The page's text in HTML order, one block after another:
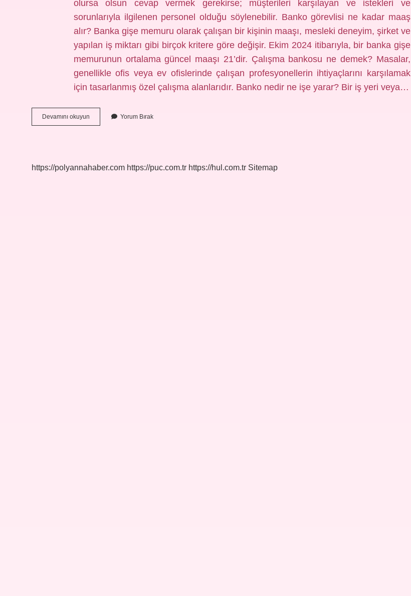
olursa olsun cevap vermek gerekirse; müşterileri karşılayan ve istekleri ve
sorunlarıyla ilgilenen personel olduğu söylenebilir. Banko görevlisi ne kadar maaş
alır? Banka gişe memuru olarak çalışan bir kişinin maaşı, mesleki deneyim, şirket ve
yapılan iş miktarı gibi birçok kritere göre değişir. Ekim 2024 itibarıyla, bir banka gişe
memurunun ortalama güncel maaşı 21’dir. Çalışma bankosu ne demek? Masalar,
genellikle ofis veya ev ofislerinde çalışan profesyonellerin ihtiyaçlarını karşılamak
için tasarlanmış özel çalışma alanlarıdır. Banko nedir ne işe yarar? Bir iş yeri veya…
Devamını okuyun Bankoda
Çalışmak
Yorum Bırak
https://polyannahaber.com https://puc.com.tr https://hul.com.tr Sitemap